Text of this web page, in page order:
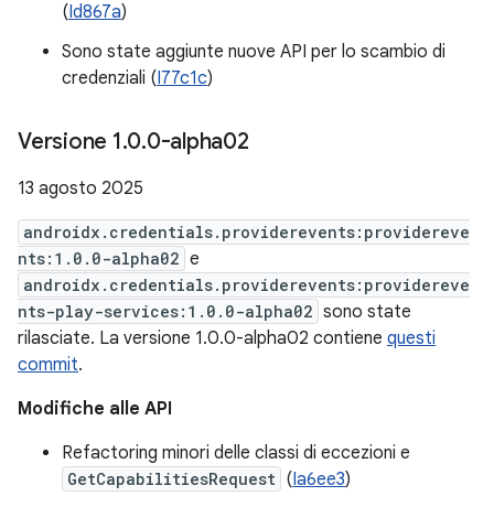
(Id867a)
Sono state aggiunte nuove API per lo scambio di
credenziali (I77c1c)
Versione 1.0.0-alpha02
13 agosto 2025
androidx.credentials.providerevents:providereve
nts:1.0.0-alpha02 e
androidx.credentials.providerevents:providereve
nts-play-services:1.0.0-alpha02 sono state
rilasciate. La versione 1.0.0-alpha02 contiene questi
commit.
Modifiche alle API
Refactoring minori delle classi di eccezioni e
GetCapabilitiesRequest (Ia6ee3)